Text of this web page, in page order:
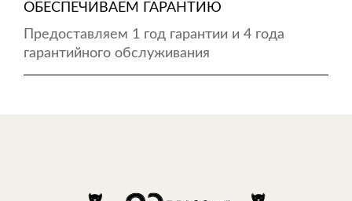
ОБЕСПЕЧИВАЕМ ГАРАНТИЮ
Предоставляем 1 год гарантии и 4 года
гарантийного обслуживания